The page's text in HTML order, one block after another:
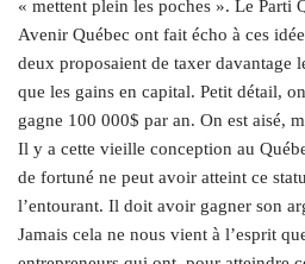
« mettent plein les poches ». Le Parti
Avenir Québec ont fait écho à ces
deux proposaient de taxer davantage
que les gains en capital. Petit détail,
gagne 100 000$ par an. On est aisé,
Il y a cette vieille conception au
de fortuné ne peut avoir atteint ce
l’entourant. Il doit avoir gagner son
Jamais cela ne nous vient à l’esprit